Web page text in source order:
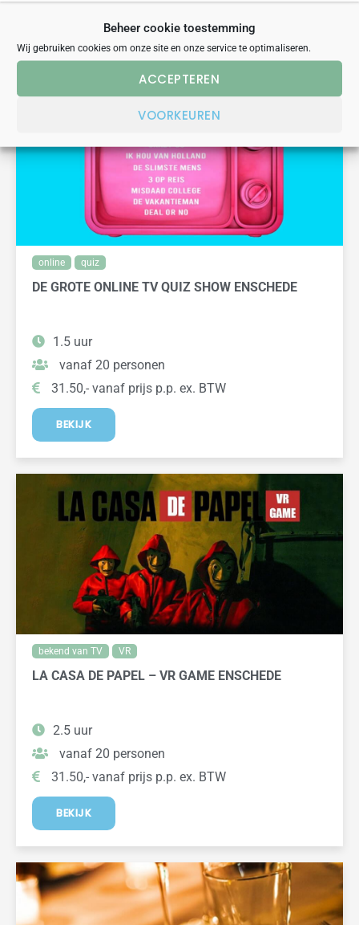
Beheer cookie toestemming
Wij gebruiken cookies om onze site en onze service te optimaliseren.
ACCEPTEREN
VOORKEUREN
VERGELIJKBARE UITJES
online quiz
DE GROTE ONLINE TV QUIZ SHOW ENSCHEDE
1.5 uur
vanaf 20 personen
31.50,- vanaf prijs p.p. ex. BTW
BEKIJK
bekend van TV VR
LA CASA DE PAPEL – VR GAME ENSCHEDE
2.5 uur
vanaf 20 personen
31.50,- vanaf prijs p.p. ex. BTW
BEKIJK